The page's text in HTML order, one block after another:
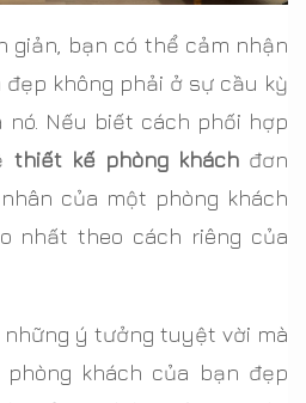
giản, bạn có thể cảm nhận
không phải ở sự cầu kỳ
Nếu biết cách phối hợp
thiết kế phòng kháchđơn
của một phòng khách
nhất theo cách riêng của
những ý tưởng tuyệt vời mà
khách của bạn đẹp